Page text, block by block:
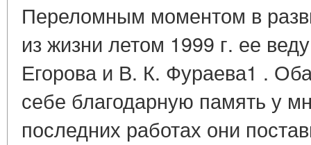
Переломным моментом в
из жизни летом 1999 г. ее
Егорова и В. К. Фураева1 .
себе благодарную память у
последних работах они